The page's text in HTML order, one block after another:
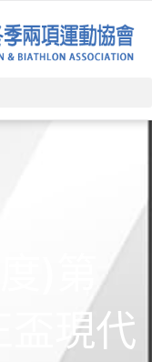
)第
現代